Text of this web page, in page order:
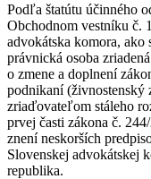
Podľa štatútu účinného
Obchodnom vestníku č.
advokátska komora, ako
právnická osoba
o zmene a doplnení
podnikaní (živnostenský
zriaďovateľom stáleho
prvej časti zákona č.
znení neskorších
Slovenskej advokátskej
republika.